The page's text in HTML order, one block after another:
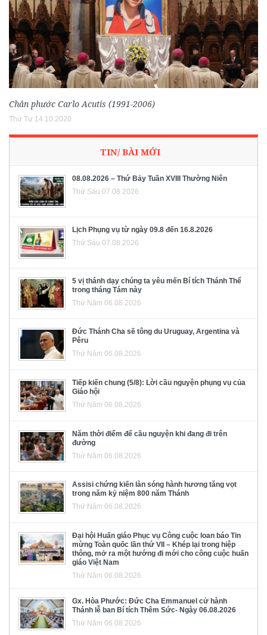
Chân phước Carlo Acutis (1991-2006)
Thứ Tư 14.10.2020
TIN/ BÀI MỚI
08.08.2026 – Thứ Bảy Tuần XVIII Thường Niên
Thứ Sáu 07.08.2026
Lịch Phụng vụ từ ngày 09.8 đến 16.8.2026
Thứ Sáu 07.08.2026
5 vị thánh dạy chúng ta yêu mến Bí tích Thánh Thể
trong tháng Tám này
Thứ Năm 06.08.2026
Đức Thánh Cha sẽ tông du Uruguay, Argentina và
Pêru
Thứ Năm 06.08.2026
Tiếp kiến chung (5/8): Lời cầu nguyện phụng vụ của
Giáo hội
Thứ Năm 06.08.2026
Năm thời điểm để cầu nguyện khi đang đi trên
đường
Thứ Năm 06.08.2026
Assisi chứng kiến làn sóng hành hương tăng vọt
trong năm kỷ niệm 800 năm Thánh
Thứ Năm 06.08.2026
Đại hội Huấn giáo Phục vụ Công cuộc loan báo Tin
mừng Toàn quốc lần thứ VII – Khép lại trong hiệp
thông, mở ra một hướng đi mới cho công cuộc huấn
giáo Việt Nam
Thứ Năm 06.08.2026
Gx. Hòa Phước: Đức Cha Emmanuel cử hành
Thánh lễ ban Bí tích Thêm Sức- Ngày 06.08.2026
Thứ Năm 06.08.2026